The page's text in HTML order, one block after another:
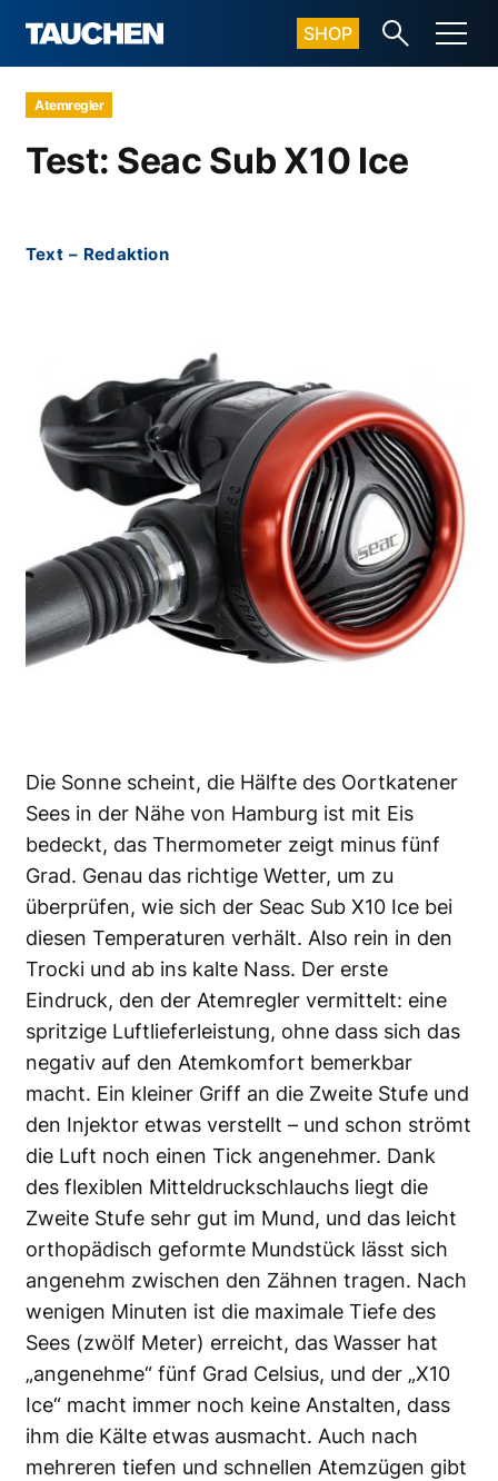
SHOP
Atemregler
Test: Seac Sub X10 Ice
Text – Redaktion
Die Sonne scheint, die Hälfte des Oortkatener
Sees in der Nähe von Hamburg ist mit Eis
bedeckt, das Thermometer zeigt minus fünf
Grad. Genau das richtige Wetter, um zu
überprüfen, wie sich der Seac Sub X10 Ice bei
diesen Temperaturen verhält. Also rein in den
Trocki und ab ins kalte Nass. Der erste
Eindruck, den der Atemregler vermittelt: eine
spritzige Luftlieferleistung, ohne dass sich das
negativ auf den Atemkomfort bemerkbar
macht. Ein kleiner Griff an die Zweite Stufe und
den Injektor etwas verstellt – und schon strömt
die Luft noch einen Tick angenehmer. Dank
des flexiblen Mitteldruckschlauchs liegt die
Zweite Stufe sehr gut im Mund, und das leicht
orthopädisch geformte Mundstück lässt sich
angenehm zwischen den Zähnen tragen. Nach
wenigen Minuten ist die maximale Tiefe des
Sees (zwölf Meter) erreicht, das Wasser hat
„angenehme“ fünf Grad Celsius, und der „X10
Ice“ macht immer noch keine Anstalten, dass
ihm die Kälte etwas ausmacht. Auch nach
mehreren tiefen und schnellen Atemzügen gibt